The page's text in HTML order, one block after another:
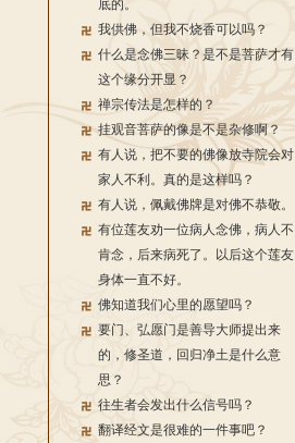
底的。
我供佛，但我不烧香可以吗？
什么是念佛三昧？是不是菩萨才有
这个缘分开显？
禅宗传法是怎样的？
挂观音菩萨的像是不是杂修啊？
有人说，把不要的佛像放寺院会对
家人不利。真的是这样吗？
有人说，佩戴佛牌是对佛不恭敬。
有位莲友劝一位病人念佛，病人不
肯念，后来病死了。以后这个莲友
身体一直不好。
佛知道我们心里的愿望吗？
要门、弘愿门是善导大师提出来
的，修圣道，回归净土是什么意
思？
往生者会发出什么信号吗？
翻译经文是很难的一件事吧？